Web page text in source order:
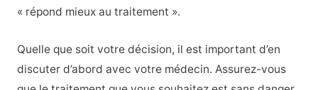
« répond mieux au traitement ».
Quelle que soit votre décision, il est important d’en
discuter d’abord avec votre médecin. Assurez-vous